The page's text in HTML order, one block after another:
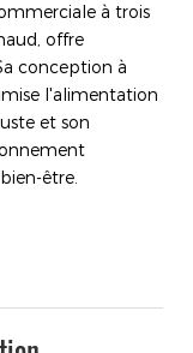
à trois
offre
conception à
l'alimentation
et son
être.